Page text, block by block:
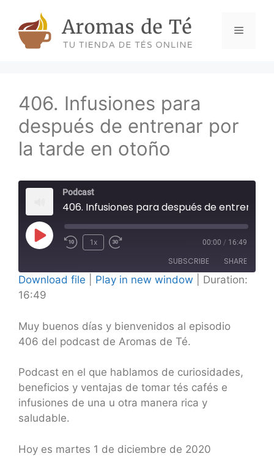
content
Menu
406. Infusiones para
después de entrenar por
la tarde en otoño
Podcast
Play
1x 00:00 / 16:49
SUBSCRIBE SHARE
SHARE
LINK
Download file Play in new window
Duration:
16:49
Muy buenos días y bienvenidos al episodio
406 del podcast de Aromas de Té.
Podcast en el que hablamos de curiosidades,
beneficios y ventajas de tomar tés cafés e
infusiones de una u otra manera rica y
saludable.
Hoy es martes 1 de diciembre de 2020